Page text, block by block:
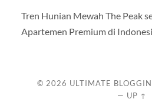
Tren Hunian Mewah The Peak
Apartemen Premium di
© 2026 ULTIMATE
— UP ↑